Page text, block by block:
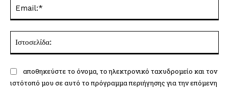
αποθηκεύστε το όνομα, το ηλεκτρονικό ταχυδρομείο και τον
ιστότοπό μου σε αυτό το πρόγραμμα περιήγησης για την επόμενη